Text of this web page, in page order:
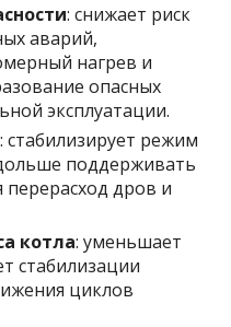
: снижает риск
аварий,
нагрев и
опасных
эксплуатации.
: стабилизирует режим
поддерживать
дров и
котла: уменьшает
стабилизации
циклов